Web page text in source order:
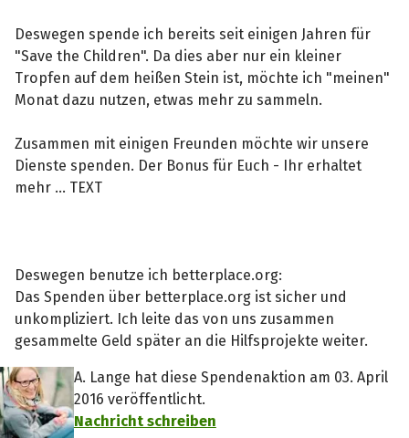
Deswegen spende ich bereits seit einigen Jahren für
"Save the Children". Da dies aber nur ein kleiner
Tropfen auf dem heißen Stein ist, möchte ich "meinen"
Monat dazu nutzen, etwas mehr zu sammeln.
Zusammen mit einigen Freunden möchte wir unsere
Dienste spenden. Der Bonus für Euch - Ihr erhaltet
mehr ... TEXT
Deswegen benutze ich betterplace.org:
Das Spenden über betterplace.org ist sicher und
unkompliziert. Ich leite das von uns zusammen
gesammelte Geld später an die Hilfsprojekte weiter.
A. Lange hat diese Spendenaktion am 03. April
2016 veröffentlicht.
Nachricht schreiben